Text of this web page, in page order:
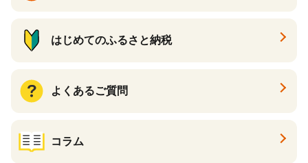
はじめてのふるさと納税
よくあるご質問
コラム